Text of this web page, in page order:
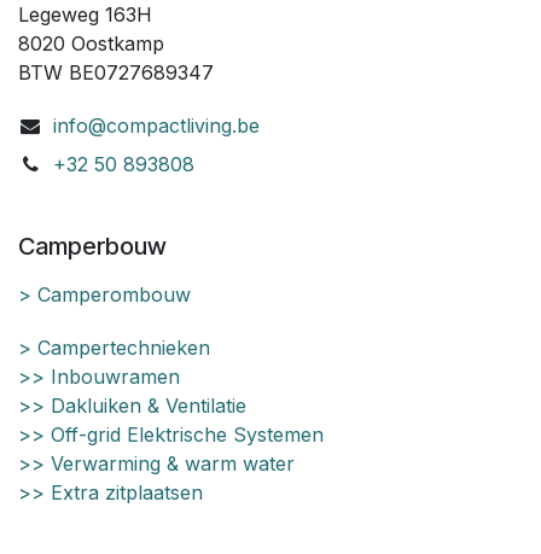
Legeweg 163H
8020 Oostkamp
BTW BE0727689347
info@compactliving.be
+32 50 893808
Camperbouw
> Camperombouw
> Campertechnieken
>> Inbouwramen
>> Dakluiken & Ventilatie
>> Off-grid Elektrische Systemen
>> Verwarming & warm water
>> Extra zitplaatsen